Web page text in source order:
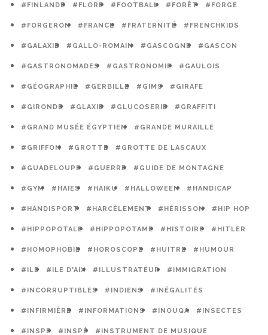
#FINLANDE #FLORE #FOOTBALL #FORÊT #FORGE
#FORGERON #FRANCE #FRATERNITÉ #FRENCHKIDS
#GALAXIE #GALLO-ROMAIN #GASCOGNE #GASCON
#GASTRONOMADES #GASTRONOMIE #GAULOIS
#GÉOGRAPHIE #GERBILLE #GIMS #GIRAFE
#GIRONDE #GLAXIE #GLUCOSERIE #GRAFFITI
#GRAND MUSÉE ÉGYPTIEN #GRANDE MURAILLE
#GRIFFON #GROTTE #GROTTE DE LASCAUX
#GUADELOUPE #GUERRE #GUIDE DE MONTAGNE
#GYM #HAIES #HAIKU #HALLOWEEN #HANDICAP
#HANDISPORT #HARCÈLEMENT #HÉRISSON #HIP HOP
#HIPPOPOTALE #HIPPOPOTAME #HISTOIRE #HITLER
#HOMOPHOBIE #HOROSCOPE #HUITRE #HUMOUR
#ILE #ILE D'AIX #ILLUSTRATEUR #IMMIGRATION
#INCORRUPTIBLES #INDIENS #INÉGALITÉS
#INFIRMIÈRE #INFORMATIONS #INOUQA #INSECTES
#INSPE #INSPÉ #INSTRUMENT DE MUSIQUE